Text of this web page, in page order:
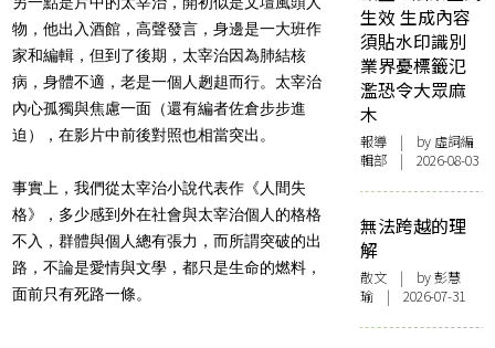
物，他出入酒館，高聲發言，身邊是一大班作
家和編輯，但到了後期，太宰治因為肺結核
病，身體不適，老是一個人趔趄而行。太宰治
內心孤獨與焦慮一面（還有編者佐倉步步進
迫），在影片中前後對照也相當突出。
事實上，我們從太宰治小說代表作《人間失
格》，多少感到外在社會與太宰治個人的格格
不入，群體與個人總有張力，而所謂突破的出
路，不論是愛情與文學，都只是生命的燃料，
面前只有死路一條。
生效 生成內容
須貼水印識別
業界憂標籤氾
濫恐令大眾麻
木
報導 | by 虛詞編
輯部 | 2026-08-03
無法跨越的理
解
散文 | by 彭慧
瑜 | 2026-07-31